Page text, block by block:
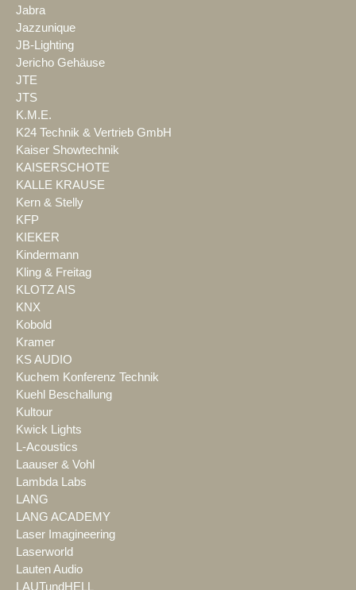
Jabra
Jazzunique
JB-Lighting
Jericho Gehäuse
JTE
JTS
K.M.E.
K24 Technik & Vertrieb GmbH
Kaiser Showtechnik
KAISERSCHOTE
KALLE KRAUSE
Kern & Stelly
KFP
KIEKER
Kindermann
Kling & Freitag
KLOTZ AIS
KNX
Kobold
Kramer
KS AUDIO
Kuchem Konferenz Technik
Kuehl Beschallung
Kultour
Kwick Lights
L-Acoustics
Laauser & Vohl
Lambda Labs
LANG
LANG ACADEMY
Laser Imagineering
Laserworld
Lauten Audio
LAUTundHELL